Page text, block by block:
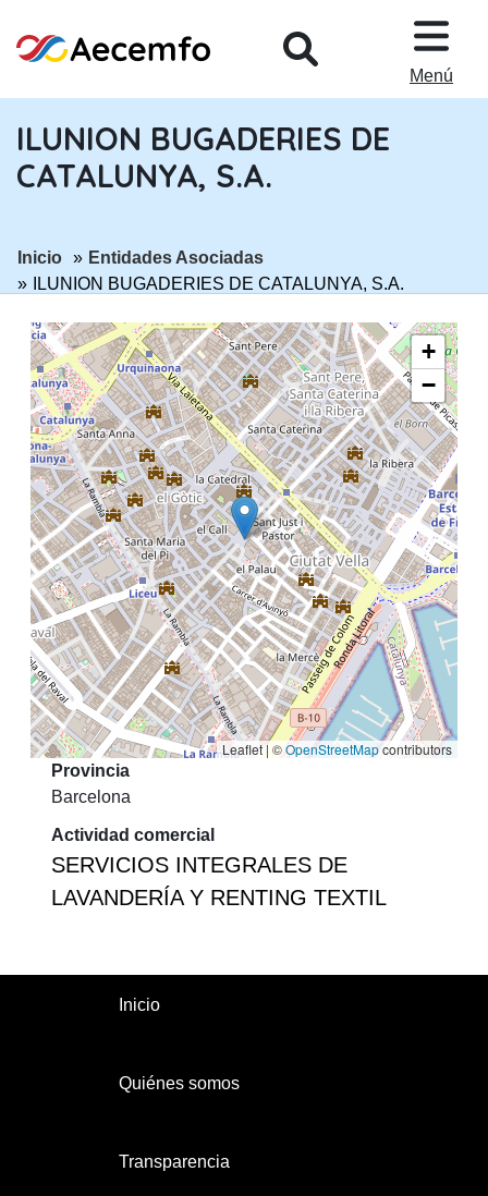
Menú
ILUNION BUGADERIES DE
CATALUNYA, S.A.
ir a página:
Inicio ir a página:
Entidades Asociadas
ILUNION BUGADERIES DE CATALUNYA, S.A.
+
−
Leaflet | ©OpenStreetMapcontributors
Provincia
Barcelona
Actividad comercial
SERVICIOS INTEGRALES DE
LAVANDERÍA Y RENTING TEXTIL
Inicio
Quiénes somos
Transparencia